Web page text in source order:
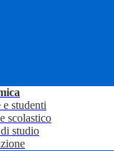
studenti
scolastico
studio